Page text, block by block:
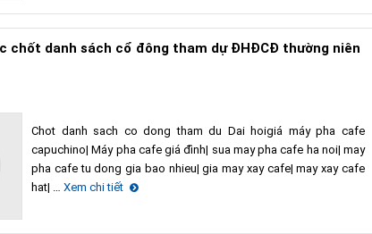
chốt danh sách cổ đông tham dự ĐHĐCĐ thường niên
Chot danh sach co dong tham du Dai hoigiá máy pha cafe
capuchino| Máy pha cafe giá đình| sua may pha cafe ha noi| may
pha cafe tu dong gia bao nhieu| gia may xay cafe| may xay cafe
hat| … Xem chi tiết